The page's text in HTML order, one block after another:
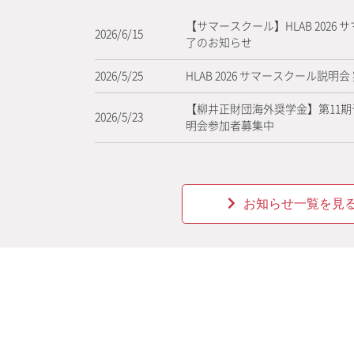
2026/6/15
【サマースクール】HLAB 2026
了のお知らせ
2026/5/25 HLAB 2026 サマースクール説明会
2026/5/23
【柳井正財団海外奨学金】第11
明会参加者募集中
お知らせ一覧を見